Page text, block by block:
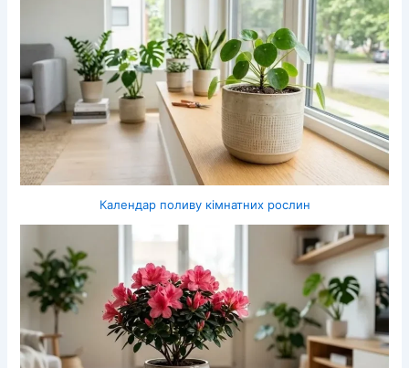
Календар поливу кімнатних рослин